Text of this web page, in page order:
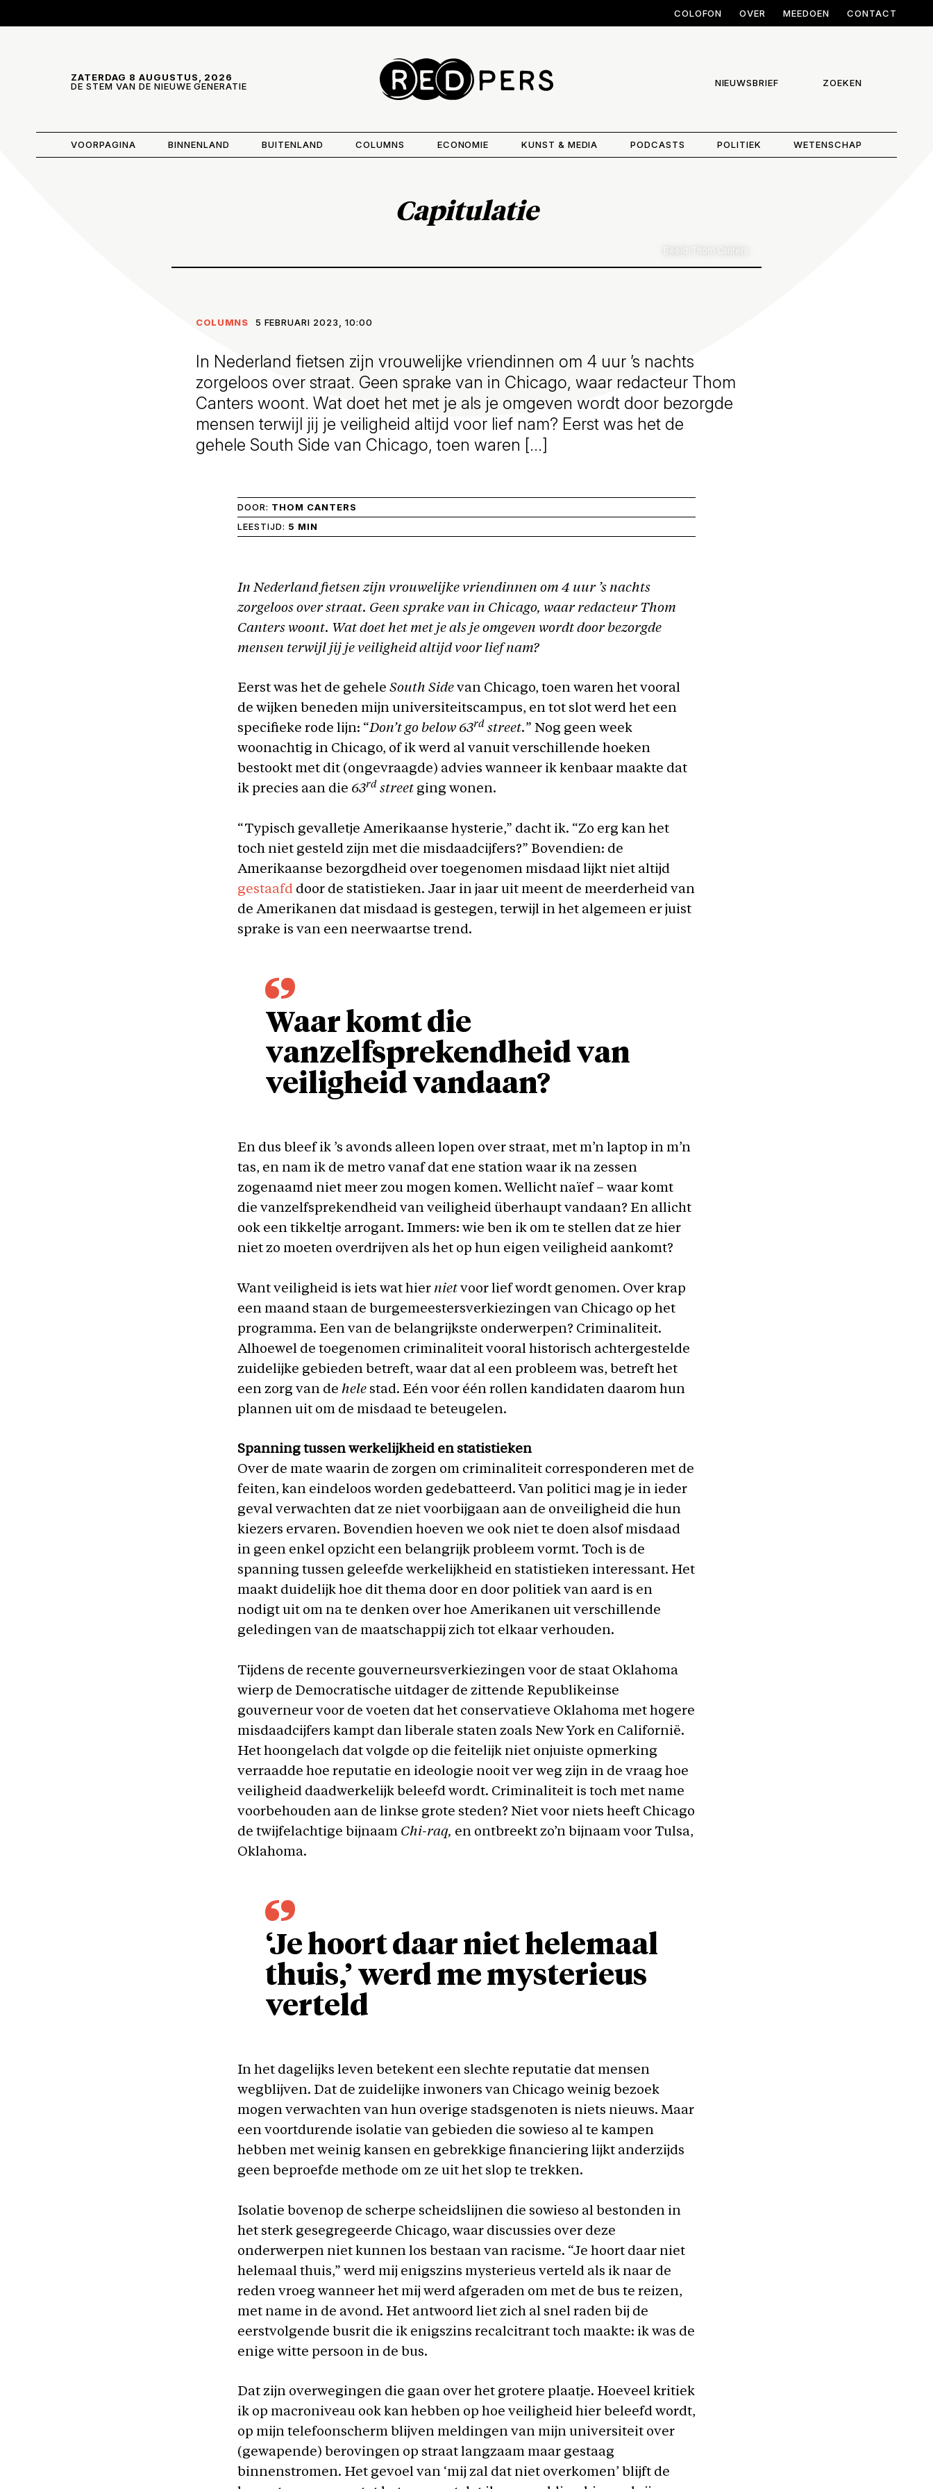
COLOFON OVER MEEDOEN CONTACT
ZATERDAG 8 AUGUSTUS, 2026
DE STEM VAN DE NIEUWE GENERATIE
NIEUWSBRIEF ZOEKEN
VOORPAGINA BINNENLAND BUITENLAND COLUMNS ECONOMIE KUNST & MEDIA PODCASTS POLITIEK WETENSCHAP
Capitulatie
Beeld: Thom Canters
COLUMNS 5 FEBRUARI 2023, 10:00
In Nederland fietsen zijn vrouwelijke vriendinnen om 4 uur ’s nachts
zorgeloos over straat. Geen sprake van in Chicago, waar redacteur Thom
Canters woont. Wat doet het met je als je omgeven wordt door bezorgde
mensen terwijl jij je veiligheid altijd voor lief nam? Eerst was het de
gehele South Side van Chicago, toen waren […]
DOOR: THOM CANTERS
LEESTIJD: 5 MIN
In Nederland fietsen zijn vrouwelijke vriendinnen om 4 uur ’s nachts
zorgeloos over straat. Geen sprake van in Chicago, waar redacteur Thom
Canters woont. Wat doet het met je als je omgeven wordt door bezorgde
mensen terwijl jij je veiligheid altijd voor lief nam?
Eerst was het de gehele South Side van Chicago, toen waren het vooral
de wijken beneden mijn universiteitscampus, en tot slot werd het een
specifieke rode lijn: “Don’t go below 63rd street.” Nog geen week
woonachtig in Chicago, of ik werd al vanuit verschillende hoeken
bestookt met dit (ongevraagde) advies wanneer ik kenbaar maakte dat
ik precies aan die 63rd street ging wonen.
“Typisch gevalletje Amerikaanse hysterie,” dacht ik. “Zo erg kan het
toch niet gesteld zijn met die misdaadcijfers?” Bovendien: de
Amerikaanse bezorgdheid over toegenomen misdaad lijkt niet altijd
gestaafd door de statistieken. Jaar in jaar uit meent de meerderheid van
de Amerikanen dat misdaad is gestegen, terwijl in het algemeen er juist
sprake is van een neerwaartse trend.
Waar komt die
vanzelfsprekendheid van
veiligheid vandaan?
En dus bleef ik ’s avonds alleen lopen over straat, met m’n laptop in m’n
tas, en nam ik de metro vanaf dat ene station waar ik na zessen
zogenaamd niet meer zou mogen komen. Wellicht naïef – waar komt
die vanzelfsprekendheid van veiligheid überhaupt vandaan? En allicht
ook een tikkeltje arrogant. Immers: wie ben ik om te stellen dat ze hier
niet zo moeten overdrijven als het op hun eigen veiligheid aankomt?
Want veiligheid is iets wat hier niet voor lief wordt genomen. Over krap
een maand staan de burgemeestersverkiezingen van Chicago op het
programma. Een van de belangrijkste onderwerpen? Criminaliteit.
Alhoewel de toegenomen criminaliteit vooral historisch achtergestelde
zuidelijke gebieden betreft, waar dat al een probleem was, betreft het
een zorg van de hele stad. Eén voor één rollen kandidaten daarom hun
plannen uit om de misdaad te beteugelen.
Spanning tussen werkelijkheid en statistieken
Over de mate waarin de zorgen om criminaliteit corresponderen met de
feiten, kan eindeloos worden gedebatteerd. Van politici mag je in ieder
geval verwachten dat ze niet voorbijgaan aan de onveiligheid die hun
kiezers ervaren. Bovendien hoeven we ook niet te doen alsof misdaad
in geen enkel opzicht een belangrijk probleem vormt. Toch is de
spanning tussen geleefde werkelijkheid en statistieken interessant. Het
maakt duidelijk hoe dit thema door en door politiek van aard is en
nodigt uit om na te denken over hoe Amerikanen uit verschillende
geledingen van de maatschappij zich tot elkaar verhouden.
Tijdens de recente gouverneursverkiezingen voor de staat Oklahoma
wierp de Democratische uitdager de zittende Republikeinse
gouverneur voor de voeten dat het conservatieve Oklahoma met hogere
misdaadcijfers kampt dan liberale staten zoals New York en Californië.
Het hoongelach dat volgde op die feitelijk niet onjuiste opmerking
verraadde hoe reputatie en ideologie nooit ver weg zijn in de vraag hoe
veiligheid daadwerkelijk beleefd wordt. Criminaliteit is toch met name
voorbehouden aan de linkse grote steden? Niet voor niets heeft Chicago
de twijfelachtige bijnaam Chi-raq, en ontbreekt zo’n bijnaam voor Tulsa,
Oklahoma.
‘Je hoort daar niet helemaal
thuis,’ werd me mysterieus
verteld
In het dagelijks leven betekent een slechte reputatie dat mensen
wegblijven. Dat de zuidelijke inwoners van Chicago weinig bezoek
mogen verwachten van hun overige stadsgenoten is niets nieuws. Maar
een voortdurende isolatie van gebieden die sowieso al te kampen
hebben met weinig kansen en gebrekkige financiering lijkt anderzijds
geen beproefde methode om ze uit het slop te trekken.
Isolatie bovenop de scherpe scheidslijnen die sowieso al bestonden in
het sterk gesegregeerde Chicago, waar discussies over deze
onderwerpen niet kunnen los bestaan van racisme. “Je hoort daar niet
helemaal thuis,” werd mij enigszins mysterieus verteld als ik naar de
reden vroeg wanneer het mij werd afgeraden om met de bus te reizen,
met name in de avond. Het antwoord liet zich al snel raden bij de
eerstvolgende busrit die ik enigszins recalcitrant toch maakte: ik was de
enige witte persoon in de bus.
Dat zijn overwegingen die gaan over het grotere plaatje. Hoeveel kritiek
ik op macroniveau ook kan hebben op hoe veiligheid hier beleefd wordt,
op mijn telefoonscherm blijven meldingen van mijn universiteit over
(gewapende) berovingen op straat langzaam maar gestaag
binnenstromen. Het gevoel van ‘mij zal dat niet overkomen’ blijft de